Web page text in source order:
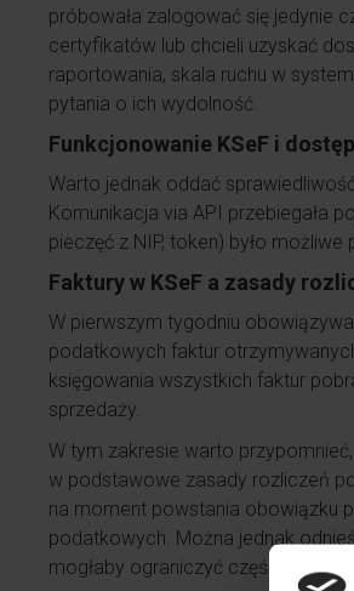
próbowała zalogować się jedynie
certyfikatów lub chcieli uzyskać
raportowania, skala ruchu w
pytania o ich wydolność.
Funkcjonowanie KSeF i
Warto jednak oddać
Komunikacja via API przebiegała
pieczęć z NIP, token) było
Faktury w KSeF a zasady
W pierwszym tygodniu
podatkowych faktur
księgowania wszystkich faktur
sprzedaży.
W tym zakresie warto
w podstawowe zasady rozliczeń
na moment powstania obowiązku
podatkowych. Można jednak
mogłaby ograniczyć część tych